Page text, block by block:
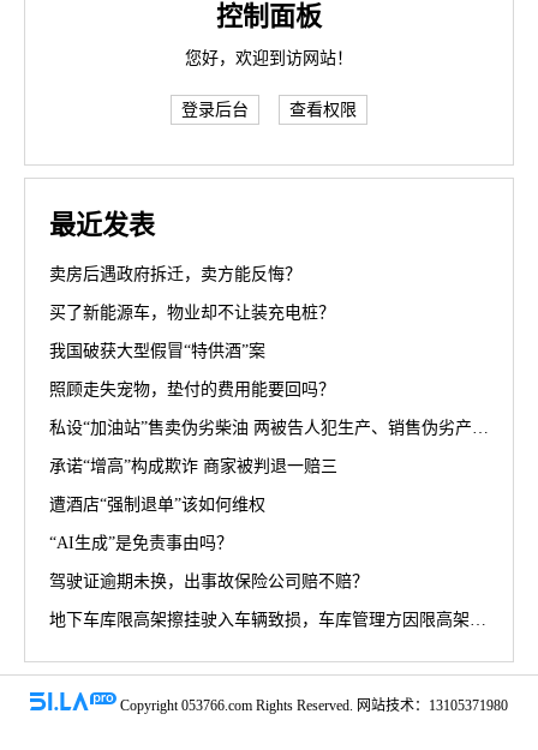
控制面板
您好，欢迎到访网站！
登录后台 查看权限
最近发表
卖房后遇政府拆迁，卖方能反悔？
买了新能源车，物业却不让装充电桩？
我国破获大型假冒“特供酒”案
照顾走失宠物，垫付的费用能要回吗？
私设“加油站”售卖伪劣柴油 两被告人犯生产、销售伪劣产品罪获刑罚
承诺“增高”构成欺诈 商家被判退一赔三
遭酒店“强制退单”该如何维权
“AI生成”是免责事由吗？
驾驶证逾期未换，出事故保险公司赔不赔？
地下车库限高架擦挂驶入车辆致损，车库管理方因限高架设置高度不符合规范被判担责70%
Copyright 053766.com Rights Reserved. 网站技术：13105371980